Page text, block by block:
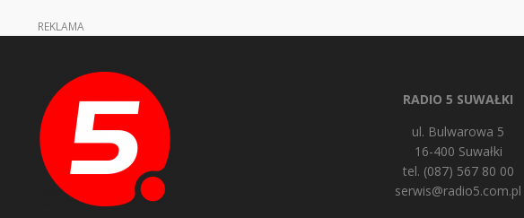
REKLAMA
RADIO 5 SUWAŁKI
ul. Bulwarowa 5
16-400 Suwałki
tel. (087) 567 80 00
serwis@radio5.com.pl